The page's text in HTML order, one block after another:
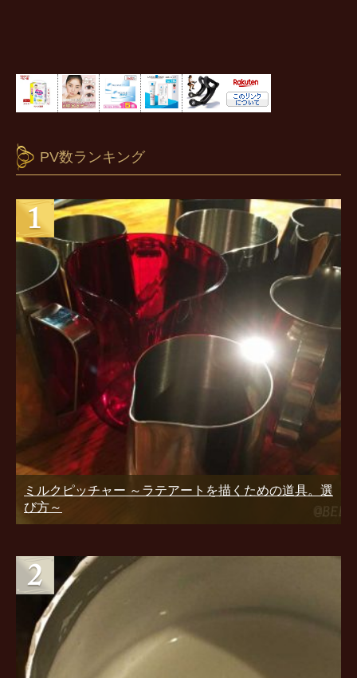
PV数ランキング
ミルクピッチャー ～ラテアートを描くための道具。選
び方～